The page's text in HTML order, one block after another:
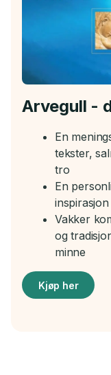
Arvegull -
En
tekster,
tro
En
Vakker
og
minne
Kjøp her